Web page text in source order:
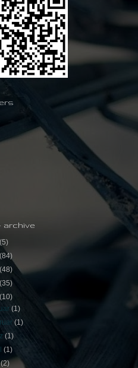
archive
(5)
(84)
(48)
(35)
(10)
(1)
(1)
(1)
(1)
(2)